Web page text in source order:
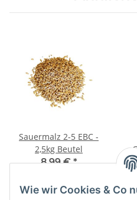
Wie wir Cookies & Co
Sauermalz 2-5 EBC -
2,5kg Beutel
8,99 €*